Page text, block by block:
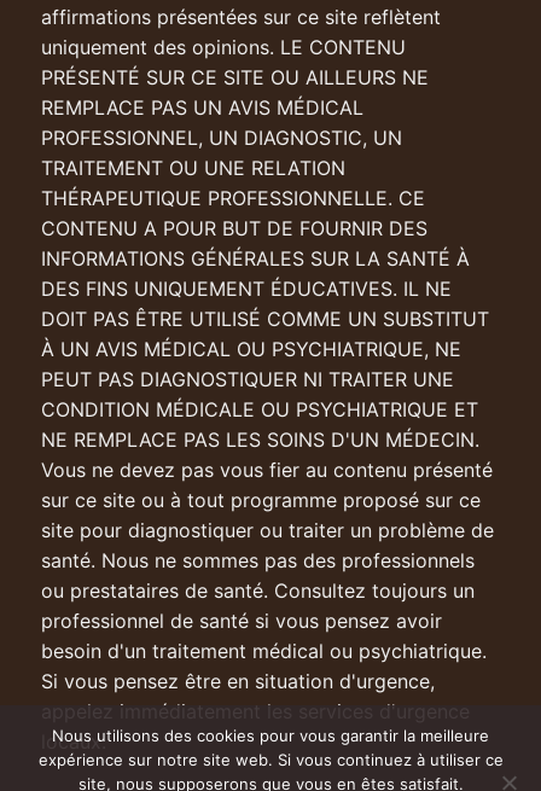
affirmations présentées sur ce site reflètent
uniquement des opinions. LE CONTENU
PRÉSENTÉ SUR CE SITE OU AILLEURS NE
REMPLACE PAS UN AVIS MÉDICAL
PROFESSIONNEL, UN DIAGNOSTIC, UN
TRAITEMENT OU UNE RELATION
THÉRAPEUTIQUE PROFESSIONNELLE. CE
CONTENU A POUR BUT DE FOURNIR DES
INFORMATIONS GÉNÉRALES SUR LA SANTÉ À
DES FINS UNIQUEMENT ÉDUCATIVES. IL NE
DOIT PAS ÊTRE UTILISÉ COMME UN SUBSTITUT
À UN AVIS MÉDICAL OU PSYCHIATRIQUE, NE
PEUT PAS DIAGNOSTIQUER NI TRAITER UNE
CONDITION MÉDICALE OU PSYCHIATRIQUE ET
NE REMPLACE PAS LES SOINS D'UN MÉDECIN.
Vous ne devez pas vous fier au contenu présenté
sur ce site ou à tout programme proposé sur ce
site pour diagnostiquer ou traiter un problème de
santé. Nous ne sommes pas des professionnels
ou prestataires de santé. Consultez toujours un
professionnel de santé si vous pensez avoir
besoin d'un traitement médical ou psychiatrique.
Si vous pensez être en situation d'urgence,
appelez immédiatement les services d'urgence
locaux.
Nous utilisons des cookies pour vous garantir la meilleure
expérience sur notre site web. Si vous continuez à utiliser ce
site, nous supposerons que vous en êtes satisfait.